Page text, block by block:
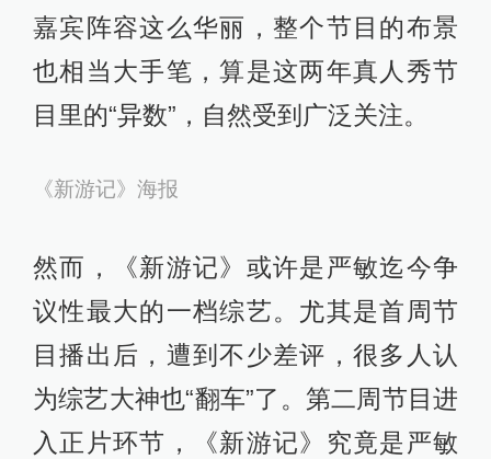
嘉宾阵容这么华丽，整个节目的布景
也相当大手笔，算是这两年真人秀节
目里的“异数”，自然受到广泛关注。
《新游记》海报
然而，《新游记》或许是严敏迄今争
议性最大的一档综艺。尤其是首周节
目播出后，遭到不少差评，很多人认
为综艺大神也“翻车”了。第二周节目进
入正片环节，《新游记》究竟是严敏